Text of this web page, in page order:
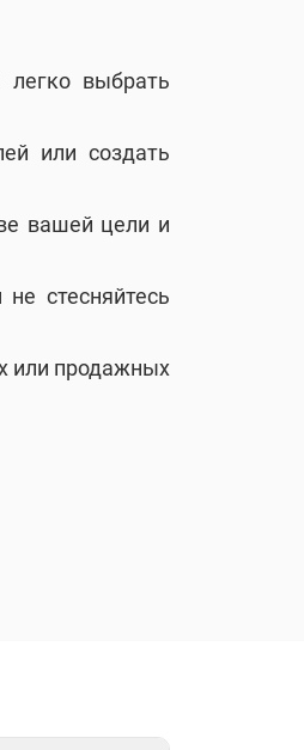
выбрать
или создать
вашей цели и
стесняйтесь
или продажных